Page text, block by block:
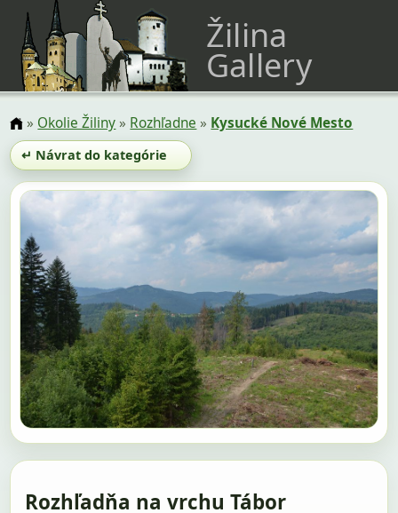
Žilina
Gallery
» Okolie Žiliny» Rozhľadne » Kysucké Nové Mesto
↵ Návrat do kategórie
Rozhľadňa na vrchu Tábor